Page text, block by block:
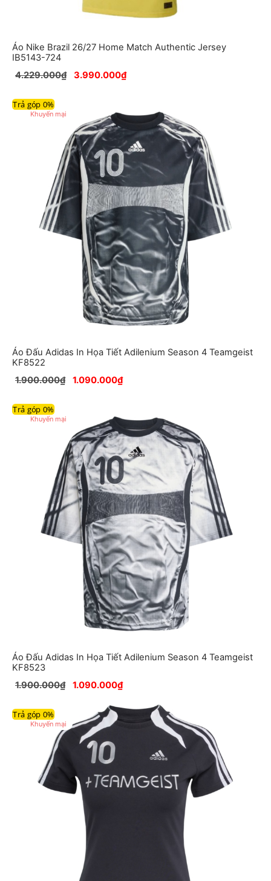
Áo Nike Brazil 26/27 Home Match Authentic Jersey
IB5143-724
4.229.000₫ 3.990.000₫
Trả góp 0%
Áo Đấu Adidas In Họa Tiết Adilenium Season 4 Teamgeist
KF8522
Khuyến mại
phẩm
đang
giảm
giá
1.900.000₫ 1.090.000₫
Trả góp 0%
Áo Đấu Adidas In Họa Tiết Adilenium Season 4 Teamgeist
KF8523
Khuyến mại
phẩm
đang
giảm
giá
1.900.000₫ 1.090.000₫
Trả góp 0%
Khuyến mại Sản
phẩm